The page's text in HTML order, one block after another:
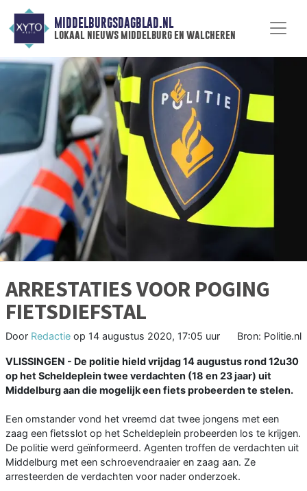
MIDDELBURGSDAGBLAD.NL
lokaal nieuws middelburg en walcheren
ARRESTATIES VOOR POGING
FIETSDIEFSTAL
Door Redactie op 14 augustus 2020, 17:05 uur Bron: Politie.nl
VLISSINGEN - De politie hield vrijdag 14 augustus rond 12u30
op het Scheldeplein twee verdachten (18 en 23 jaar) uit
Middelburg aan die mogelijk een fiets probeerden te stelen.
Een omstander vond het vreemd dat twee jongens met een
zaag een fietsslot op het Scheldeplein probeerden los te krijgen.
De politie werd geïnformeerd. Agenten troffen de verdachten uit
Middelburg met een schroevendraaier en zaag aan. Ze
arresteerden de verdachten voor nader onderzoek.